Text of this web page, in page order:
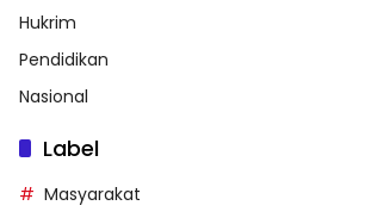
Hukrim
Pendidikan
Nasional
Label
Masyarakat